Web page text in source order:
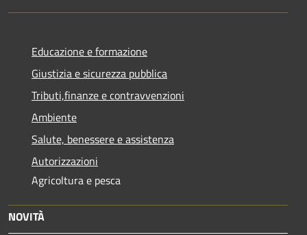
Educazione e formazione
Giustizia e sicurezza pubblica
Tributi,finanze e contravvenzioni
Ambiente
Salute, benessere e assistenza
Autorizzazioni
Agricoltura e pesca
NOVITÀ